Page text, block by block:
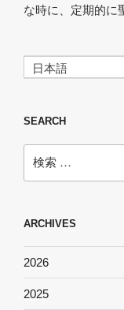
な時に、定期的に
日本語
SEARCH
索:
ARCHIVES
2026
2025